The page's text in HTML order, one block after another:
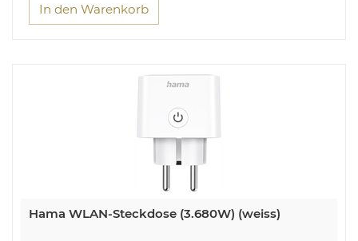
In den Warenkorb
Hama WLAN-Steckdose (3.680W) (weiss)